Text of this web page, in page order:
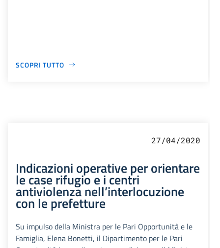
SCOPRI TUTTO
27/04/2020
Indicazioni operative per orientare
le case rifugio e i centri
antiviolenza nell’interlocuzione
con le prefetture
Su impulso della Ministra per le Pari Opportunità e le
Famiglia, Elena Bonetti, il Dipartimento per le Pari